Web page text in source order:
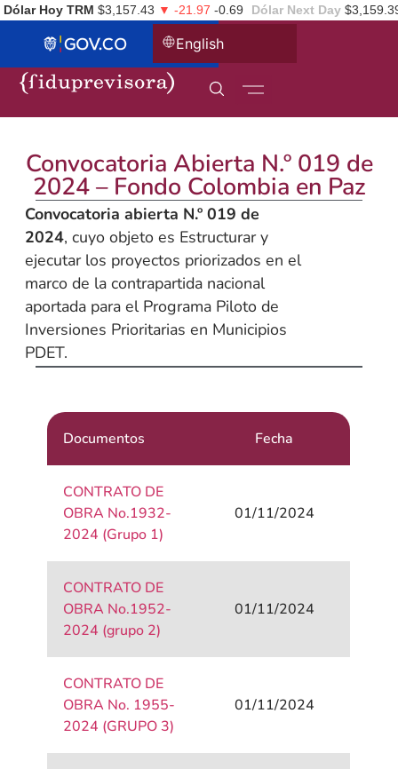
Dólar Hoy TRM $3,157.43 ▼ -21.97 -0.69 Dólar Next Day
English
Convocatoria Abierta N.º 019 de
2024 – Fondo Colombia en Paz
Convocatoria abierta N.º 019 de
2024, cuyo objeto es Estructurar y
ejecutar los proyectos priorizados en el
marco de la contrapartida nacional
aportada para el Programa Piloto de
Inversiones Prioritarias en Municipios
PDET.
Documentos Fecha
CONTRATO DE
OBRA No.1932-
2024 (Grupo 1)
01/11/2024
CONTRATO DE
OBRA No.1952-
2024 (grupo 2)
01/11/2024
CONTRATO DE
OBRA No. 1955-
2024 (GRUPO 3)
01/11/2024